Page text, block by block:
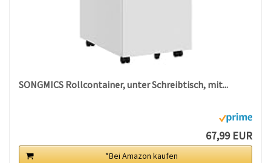
SONGMICS Rollcontainer, unter Schreibtisch, mit...
67,99 EUR
*Bei Amazon kaufen